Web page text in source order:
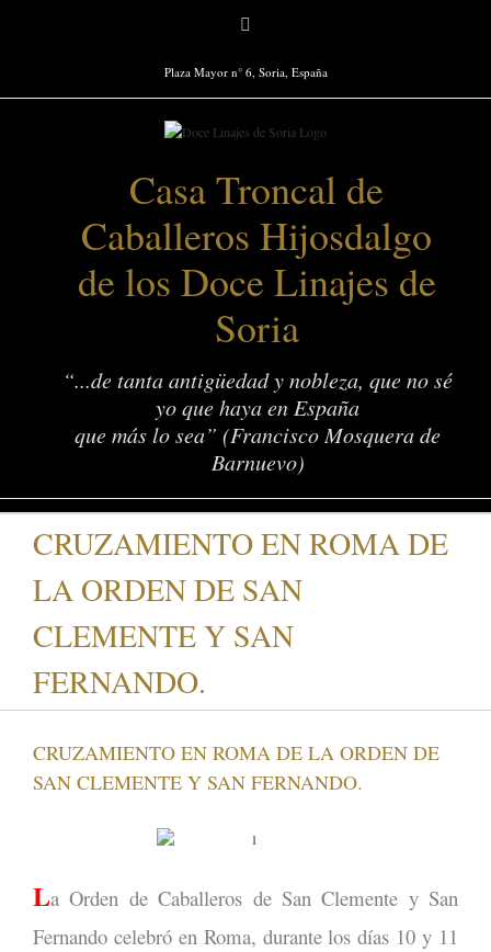
Plaza Mayor n° 6, Soria, España
Casa Troncal de
Caballeros Hijosdalgo
de los Doce Linajes de
Soria
“...de tanta antigüedad y nobleza, que no sé
yo que haya en España
que más lo sea” (Francisco Mosquera de
Barnuevo)
CRUZAMIENTO EN ROMA DE
LA ORDEN DE SAN
CLEMENTE Y SAN
FERNANDO.
CRUZAMIENTO EN ROMA DE LA ORDEN DE
SAN CLEMENTE Y SAN FERNANDO.
La Orden de Caballeros de San Clemente y San
Fernando celebró en Roma, durante los días 10 y 11